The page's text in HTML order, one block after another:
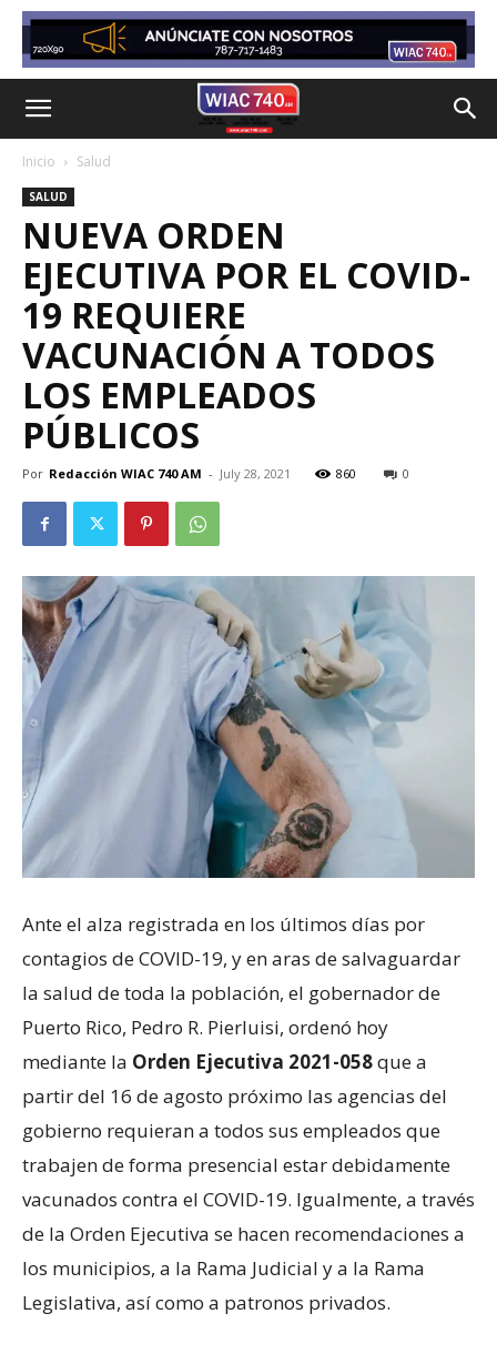
Inicio Salud
SALUD
NUEVA ORDEN
EJECUTIVA POR EL COVID-
19 REQUIERE
VACUNACIÓN A TODOS
LOS EMPLEADOS
PÚBLICOS
Por Redacción WIAC 740 AM - July 28, 2021 860 0
Ante el alza registrada en los últimos días por
contagios de COVID-19, y en aras de salvaguardar
la salud de toda la población, el gobernador de
Puerto Rico, Pedro R. Pierluisi, ordenó hoy
mediante la Orden Ejecutiva 2021-058que a
partir del 16 de agosto próximo las agencias del
gobierno requieran a todos sus empleados que
trabajen de forma presencial estar debidamente
vacunados contra el COVID-19. Igualmente, a través
de la Orden Ejecutiva se hacen recomendaciones a
los municipios, a la Rama Judicial y a la Rama
Legislativa, así como a patronos privados.